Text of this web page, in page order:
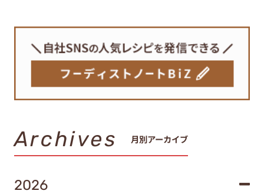
Archives 月別アーカイブ
2026